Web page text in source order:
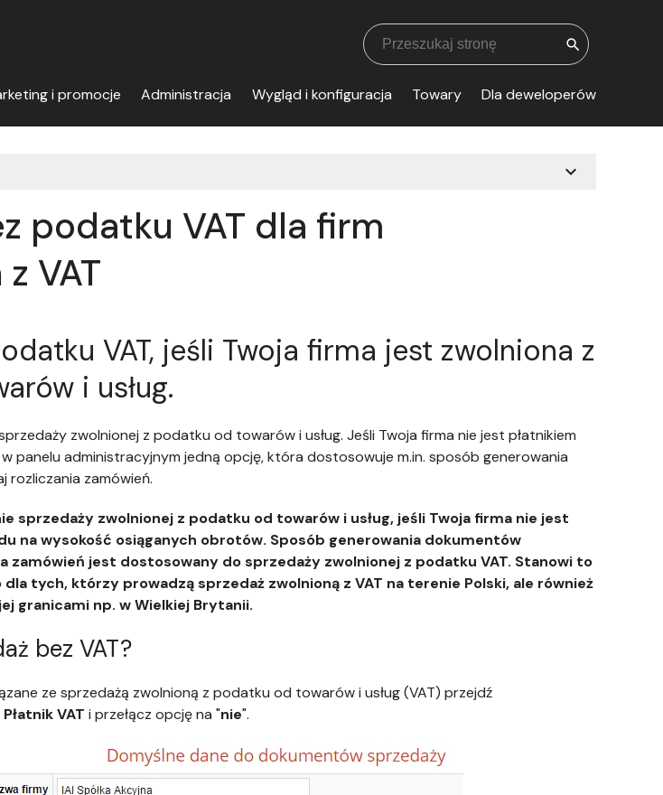
search
i promocje Administracja Wygląd i konfiguracja Towary Dla deweloperów
expand_more
podatku VAT dla firm
VAT
VAT, jeśli Twoja firma jest zwolniona z
i usług.
zwolnionej z podatku od towarów i usług. Jeśli Twoja firma nie jest płatnikiem
panelu administracyjnym jedną opcję, która dostosowuje m.in. sposób generowania
rozliczania zamówień.
sprzedaży zwolnionej z podatku od towarów i usług, jeśli Twoja firma nie jest
na wysokość osiąganych obrotów. Sposób generowania dokumentów
zamówień jest dostosowany do sprzedaży zwolnionej z podatku VAT. Stanowi to
tych, którzy prowadzą sprzedaż zwolnioną z VAT na terenie Polski, ale również
granicami np. w Wielkiej Brytanii.
bez VAT?
ze sprzedażą zwolnioną z podatku od towarów i usług (VAT) przejdź
Płatnik VAT i przełącz opcję na "nie".